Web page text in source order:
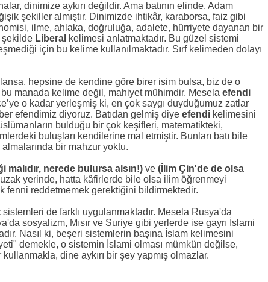
dinimize aykırı değildir. Ama batının elinde, Adam
şekiller almıştır. Dinimizde ihtikâr, karaborsa, faiz gibi
ilme, ahlaka, doğruluğa, adalete, hürriyete dayanan bir
şekilde Liberal kelimesi anlatmaktadır. Bu güzel sistemi
için bu kelime kullanılmaktadır. Sırf kelimeden dolayı
hepsine de kendine göre birer isim bulsa, biz de o
manada kelime değil, mahiyet mühimdir. Mesela efendi
o kadar yerleşmiş ki, en çok saygı duyduğumuz zatlar
efendimiz diyoruz. Batıdan gelmiş diye efendi kelimesini
bulduğu bir çok keşifleri, matematikteki,
buluşları kendilerine mal etmiştir. Bunları batı bile
bir mahzur yoktu.
nerede bulursa alsın!) ve (İlim Çin'de de olsa
yerinde, hatta kâfirlerde bile olsa ilim öğrenmeyi
fenni reddetmemek gerektiğini bildirmektedir.
sistemleri de farklı uygulanmaktadır. Mesela Rusya'da
sosyalizm, Mısır ve Suriye gibi yerlerde ise gayrı İslami
Nasıl ki, beşeri sistemlerin başına İslam kelimesini
demekle, o sistemin İslami olması mümkün değilse,
dine aykırı bir şey yapmış olmazlar.